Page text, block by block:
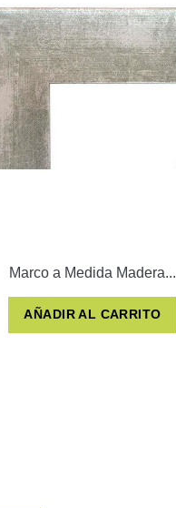
Marco a Medida Madera...
AÑADIR AL CARRITO